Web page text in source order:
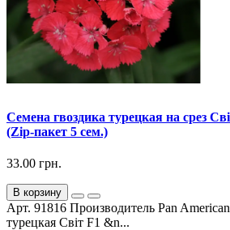
Семена гвоздика турецкая на срез
(Zip-пакет 5 сем.)
33.00 грн.
В корзину
Арт. 91816 Производитель Pan
турецкая Світ F1 &n...